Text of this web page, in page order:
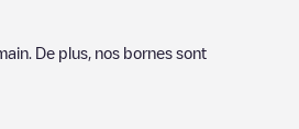
De plus, nos bornes sont